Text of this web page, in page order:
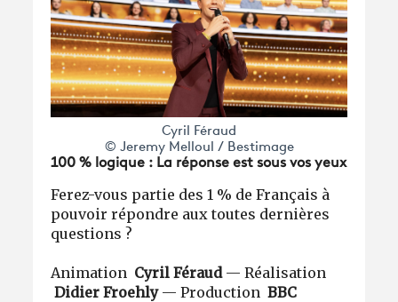
Cyril Féraud
© Jeremy Melloul / Bestimage
100 % logique : La réponse est sous vos yeux
Ferez-vous partie des 1 % de Français à
pouvoir répondre aux toutes dernières
questions ?
Animation Cyril Féraud — Réalisation
Didier Froehly— ProductionBBC